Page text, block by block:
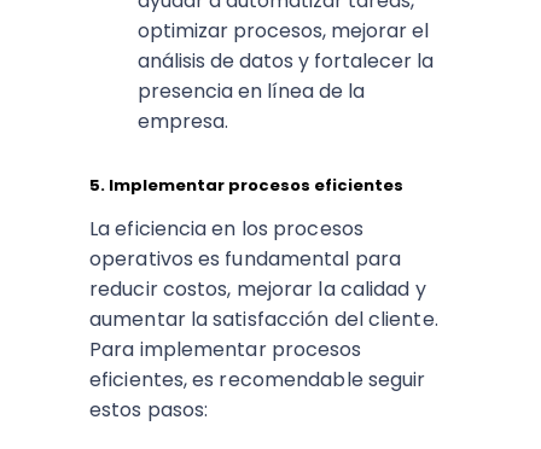
optimizar procesos, mejorar el
análisis de datos y fortalecer la
presencia en línea de la
empresa.
5. Implementar procesos eficientes
La eficiencia en los procesos
operativos es fundamental para
reducir costos, mejorar la calidad y
aumentar la satisfacción del cliente.
Para implementar procesos
eficientes, es recomendable seguir
estos pasos: